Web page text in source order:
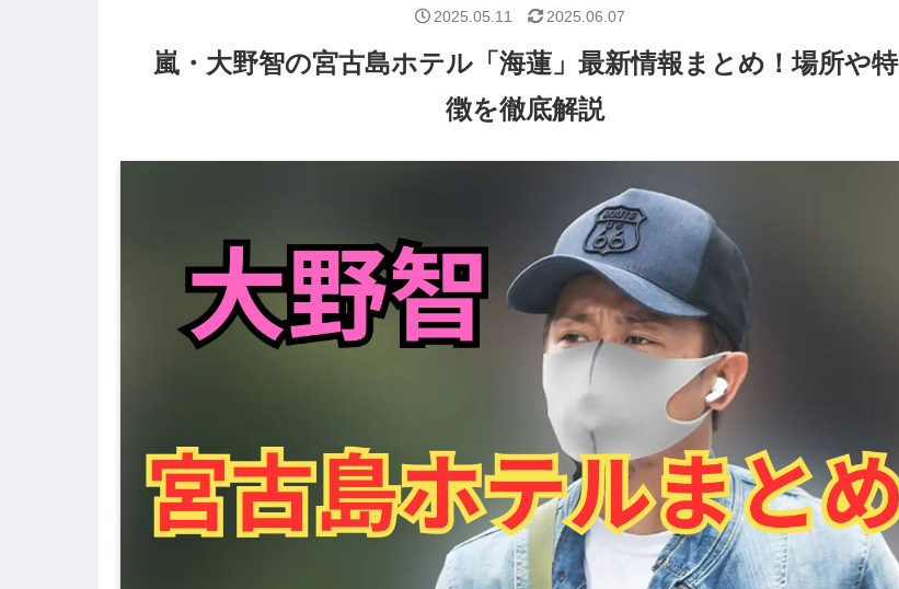
嵐・大野智の宮古島ホテル「海蓮」最新情報まとめ！場所や特
徴を徹底解説
2025.05.11 2025.06.07